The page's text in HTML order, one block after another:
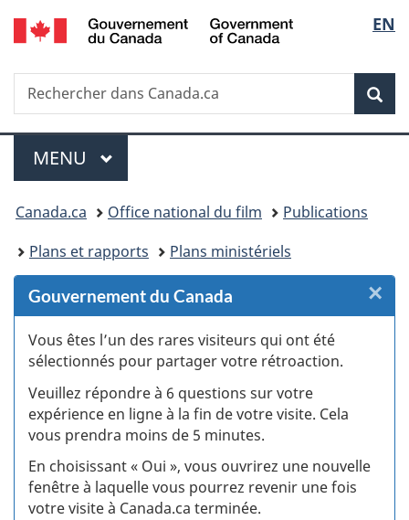
Passer
au
des
Passer
au
principal
Passer
à
Au
du
Passer
à
version
simplifiée
de
la
EN
Recherche
Rechercher
dans
Menu
MENU PRINCIPAL
Vous
êtes
ici :
Canada.ca Office national du film
Publications
Plans et rapports
Plans ministériels
Gouvernement du Canada
Vous êtes l’un des rares visiteurs qui ont été
sélectionnés pour partager votre rétroaction.
Veuillez répondre à 6 questions sur votre
expérience en ligne à la fin de votre visite. Cela
vous prendra moins de 5 minutes.
En choisissant « Oui », vous ouvrirez une nouvelle
fenêtre à laquelle vous pourrez revenir une fois
votre visite à Canada.ca terminée.
×